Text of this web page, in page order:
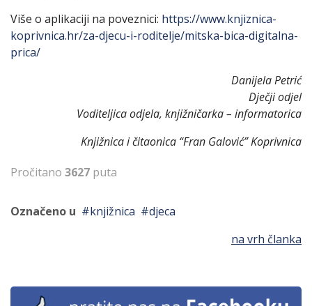
Više o aplikaciji na poveznici: https://www.knjiznica-
koprivnica.hr/za-djecu-i-roditelje/mitska-bica-digitalna-
prica/
Danijela Petrić
Dječji odjel
Voditeljica odjela, knjižničarka – informatorica
Knjižnica i čitaonica “Fran Galović” Koprivnica
Pročitano 3627 puta
Označeno u knjižnica
djeca
na vrh članka